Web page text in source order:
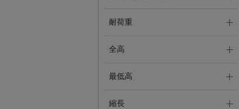
耐荷重
全高
最低高
縮長